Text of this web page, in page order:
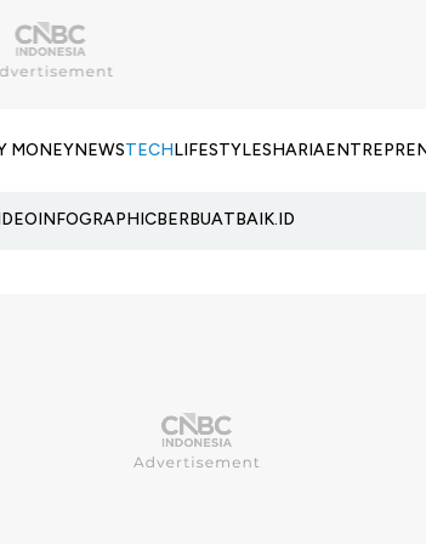
MONEYNEWSTECHLIFESTYLESHARIA
INFOGRAPHICBERBUATBAIK.ID